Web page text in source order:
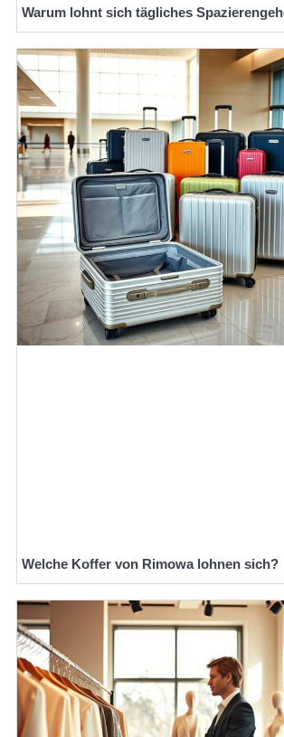
Warum lohnt sich tägliches
Welche Koffer von Rimowa lohnen sich?